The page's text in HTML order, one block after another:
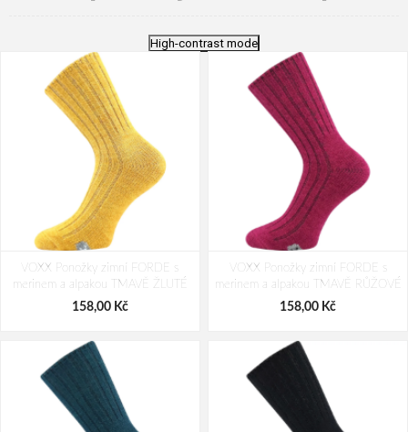
High-contrast mode
VOXX Ponožky zimní FORDE s
merinem a alpakou TMAVĚ ŽLUTÉ
158,00 Kč
VOXX Ponožky zimní FORDE s
merinem a alpakou TMAVĚ RŮŽOVÉ
158,00 Kč